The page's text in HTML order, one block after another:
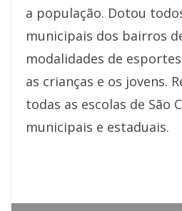
a população. Dotou
municipais dos bairros
modalidades de
as crianças e os jovens.
todas as escolas de São
municipais e estaduais.